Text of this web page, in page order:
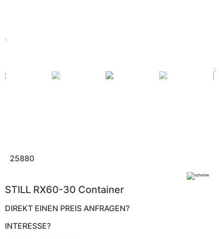
';
';
25880
STILL RX60-30 Container
DIREKT EINEN PREIS ANFRAGEN?
INTERESSE?